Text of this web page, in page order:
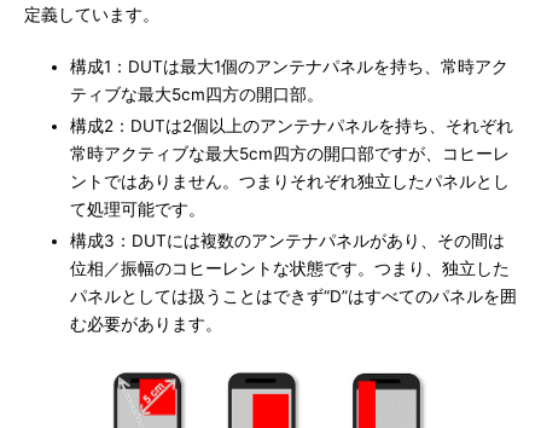
定義しています。
構成1：DUTは最大1個のアンテナパネルを持ち、常時アク
ティブな最大5cm四方の開口部。
構成2：DUTは2個以上のアンテナパネルを持ち、それぞれ
常時アクティブな最大5cm四方の開口部ですが、コヒーレ
ントではありません。つまりそれぞれ独立したパネルとし
て処理可能です。
構成3：DUTには複数のアンテナパネルがあり、その間は
位相／振幅のコヒーレントな状態です。つまり、独立した
パネルとしては扱うことはできず“D”はすべてのパネルを囲
む必要があります。